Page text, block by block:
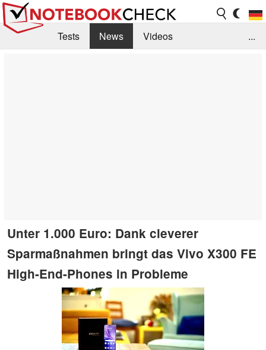
Tests News
Videos
...
Unter 1.000 Euro: Dank cleverer
Sparmaßnahmen bringt das Vivo X300 FE
High-End-Phones in Probleme